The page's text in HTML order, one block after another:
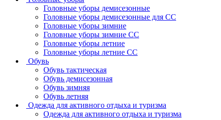
Головные уборы демисезонные
Головные уборы демисезонные для СС
Головные уборы зимние
Головные уборы зимние СС
Головные уборы летние
Головные уборы летние СС
Обувь
Обувь тактическая
Обувь демисезонная
Обувь зимняя
Обувь летняя
Одежда для активного отдыха и туризма
Одежда для активного отдыха и туризма